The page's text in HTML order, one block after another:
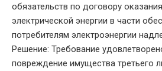
обязательств по договору
электрической энергии в части
потребителям электроэнергии
Решение: Требование
повреждение имущества третьего